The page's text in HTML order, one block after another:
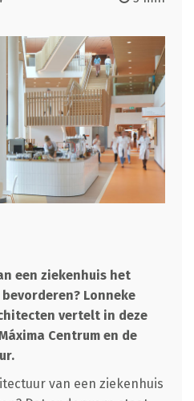
een ziekenhuis het
Lonneke
vertelt in deze
Centrum en de
van een ziekenhuis